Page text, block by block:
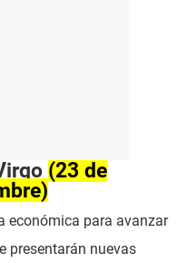
(23 de
económica para avanzar
presentarán nuevas